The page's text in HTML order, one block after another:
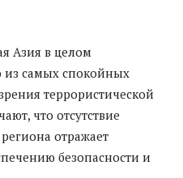
Азия в целом
из самых спокойных
террористической
что отсутствие
отражает
безопасности и